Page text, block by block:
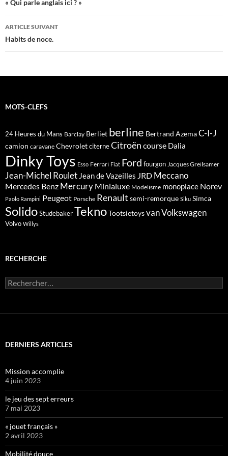
des
articles
« Qui parle anglais ici ? »
ARTICLE SUIVANT
Habits de noce.
MOTS-CLEFS
24 Heures du Mans Barclay Berliet berline Bertrand AzemaC-I-J
camion caravane ChevroletciterneCitroën course Dalia
Dinky Toys Esso Ferrari Fiat Ford fourgon Jacques Greilsamer
Jean-Michel Roulet Jean de Vazeilles JRD Meccano
Mercedes Benz Mercury Minialuxe Modelisme monoplace Norev
Paolo Rampini Peugeot Porsche Renault semi-remorque Siku Simca
SolidoStudebakerTeknoTootsietoysvanVolkswagen
Volvo Willys
RECHERCHE
Rechercher :
DERNIERS ARTICLES
Mission accomplie
4 juin 2023
le jeu des sept erreurs
7 mai 2023
« jouet français »
2 avril 2023
Mobilité douce